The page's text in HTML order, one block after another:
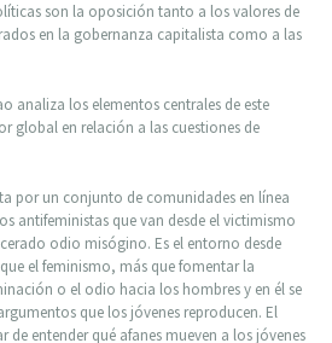
son la oposición tanto a los valores de
en la gobernanza capitalista como a las
analiza los elementos centrales de este
global en relación a las cuestiones de
por un conjunto de comunidades en línea
antifeministas que van desde el victimismo
odio misógino. Es el entorno desde
el feminismo, más que fomentar la
o el odio hacia los hombres y en él se
que los jóvenes reproducen. El
de entender qué afanes mueven a los jóvenes